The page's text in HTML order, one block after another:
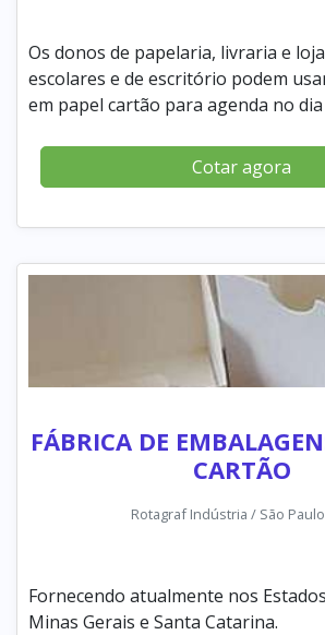
Os donos de papelaria, livraria e
escolares e de escritório podem
em papel cartão para agenda no dia
Cotar agora
FÁBRICA DE
CARTÃO
Rotagraf Indústria / São Paulo
Fornecendo atualmente nos
Minas Gerais e Santa Catarina.